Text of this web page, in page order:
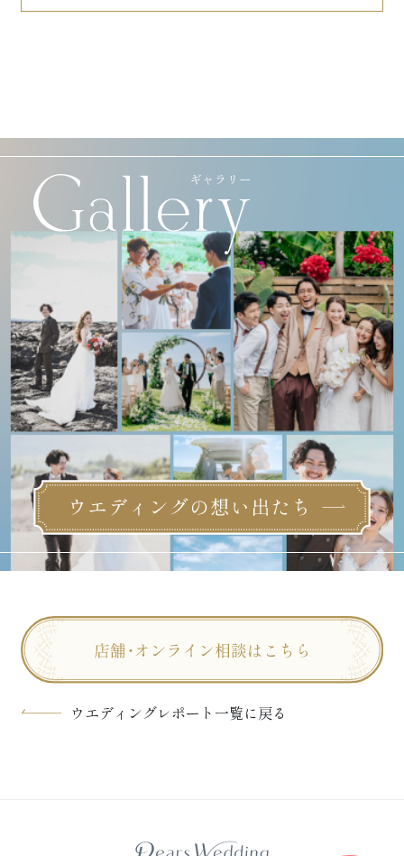
ウエディングレポート一覧に戻る